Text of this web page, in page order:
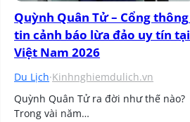
Quỳnh Quân Tử – Cổng thông
tin cảnh báo lừa đảo uy tín tại
Việt Nam 2026
Du Lịch·Kinhnghiemdulich.vn
Quỳnh Quân Tử ra đời như thế nào?
Trong vài năm…